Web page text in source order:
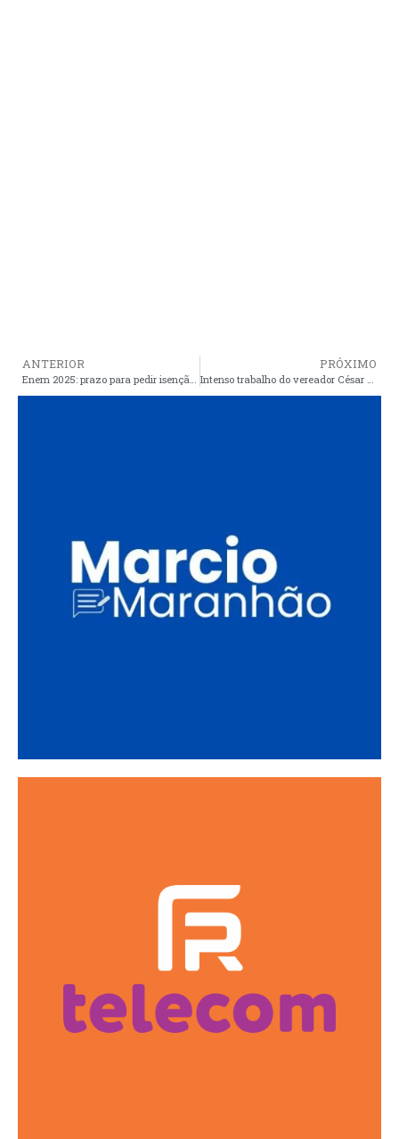
ANTERIOR
Enem 2025: prazo para pedir isenção da taxa acaba nesta sexta
PRÓXIMO
Intenso trabalho do vereador César Machado chega a Carnaubeiras novamente